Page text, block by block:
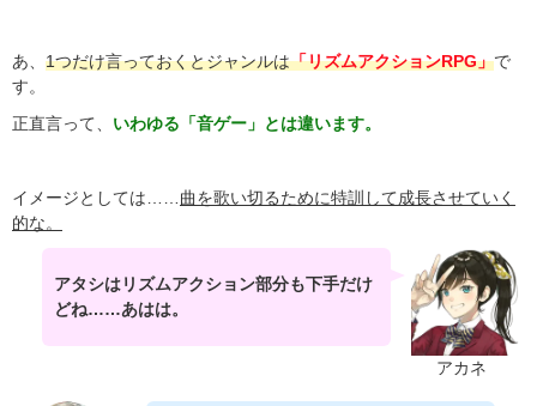
あ、 1つだけ言っておくとジャンルは「リズムアクションRPG」で
す。
正直言って、 いわゆる「音ゲー」とは違います。
イメージとしては…… 曲を歌い切るために特訓して成長させていく
的な。
アカネ
アタシはリズムアクション部分も下手だけ
どね……あはは。